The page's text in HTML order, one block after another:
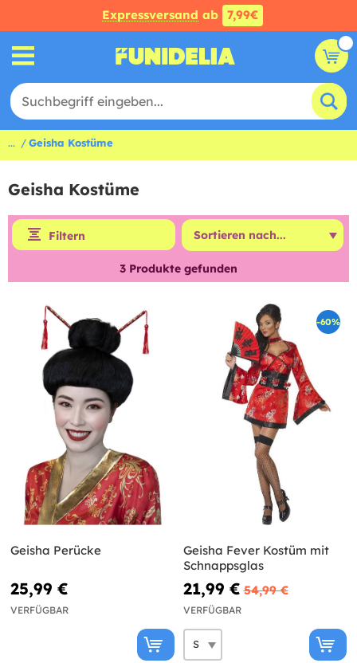
Expressversand ab 7,99€
... Geisha Kostüme
Geisha Kostüme
Filtern
3 Produkte gefunden
Geisha Perücke
25,99 €
VERFÜGBAR
-60%
Geisha Fever Kostüm mit
Schnappsglas
21,99 € 54,99 €
VERFÜGBAR